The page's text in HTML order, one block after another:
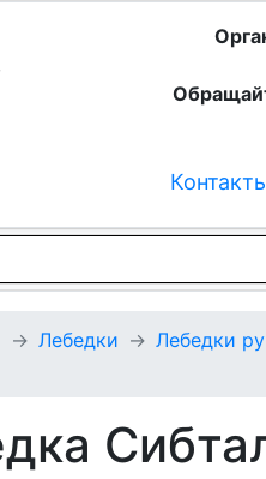
Лебедки Лебедки